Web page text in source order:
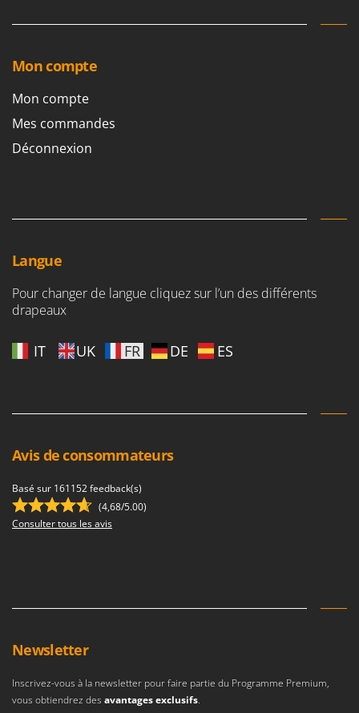
Mon compte
Mon compte
Mes commandes
Déconnexion
Langue
Pour changer de langue cliquez sur l’un des différents
drapeaux
IT UK FR DE ES
Avis de consommateurs
Basé sur 161152 feedback(s)
(4,68/5.00)
Consulter tous les avis
Newsletter
Inscrivez-vous à la newsletter pour faire partie du Programme Premium,
vous obtiendrez des avantages exclusifs.